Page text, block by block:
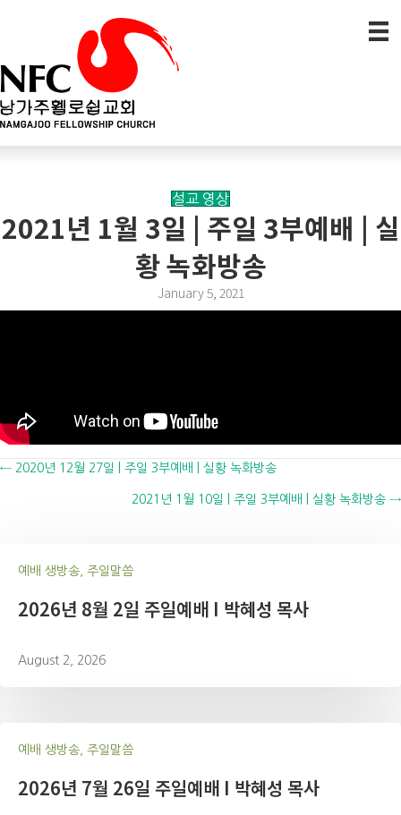
설교 영상
2021년 1월 3일 | 주일 3부예배 | 실
황 녹화방송
January 5, 2021
Posts
navigation
← 2020년 12월 27일 | 주일 3부예배 | 실황 녹화방송
2021년 1월 10일 | 주일 3부예배 | 실황 녹화방송 →
예배 생방송, 주일말씀
2026년 8월 2일 주일예배 I 박혜성 목사
August 2, 2026
예배 생방송, 주일말씀
2026년 7월 26일 주일예배 I 박혜성 목사